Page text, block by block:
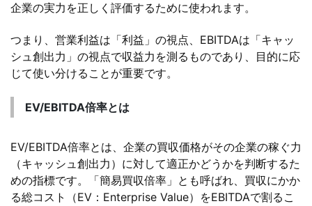
企業の実力を正しく評価するために使われます。
つまり、営業利益は「利益」の視点、EBITDAは「キャッ
シュ創出力」の視点で収益力を測るものであり、目的に応
じて使い分けることが重要です。
EV/EBITDA倍率とは
EV/EBITDA倍率とは、企業の買収価格がその企業の稼ぐ力
（キャッシュ創出力）に対して適正かどうかを判断するた
めの指標です。「簡易買収倍率」とも呼ばれ、買収にかか
る総コスト（EV：Enterprise Value）をEBITDAで割るこ